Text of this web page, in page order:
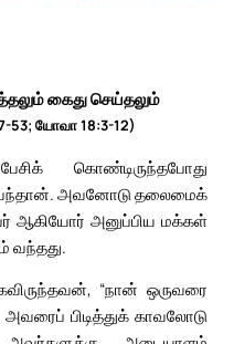
கைது செய்தலும்
53; யோவா 18:3-12)
கொண்டிருந்தபோது
வந்தான். அவனோடு தலைமைக்
ஆகியோர் அனுப்பிய மக்கள்
வந்தது.
“நான் ஒருவரை
பிடித்துக் காவலோடு